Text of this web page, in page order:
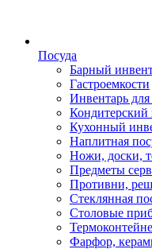
Посуда
Барный
Гастроемкости
Инвентарь
Кондитерский
Кухонный
Наплитная
Ножи, доски,
Предметы
Противни,
Стеклянная
Столовые
Фарфор,